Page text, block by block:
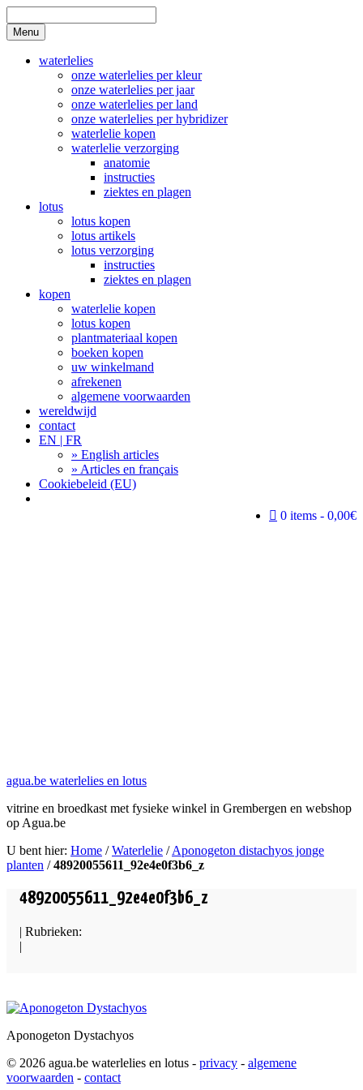
to
content
Search
Menu
waterlelies
onze waterlelies per kleur
onze waterlelies per jaar
onze waterlelies per land
onze waterlelies per hybridizer
waterlelie kopen
waterlelie verzorging
anatomie
instructies
ziektes en plagen
lotus
lotus kopen
lotus artikels
lotus verzorging
instructies
ziektes en plagen
kopen
waterlelie kopen
lotus kopen
plantmateriaal kopen
boeken kopen
uw winkelmand
afrekenen
algemene voorwaarden
wereldwijd
contact
EN | FR
» English articles
» Articles en français
Cookiebeleid (EU)
0 items
0,00€
agua.be waterlelies en lotus
vitrine en broedkast met fysieke winkel in Grembergen en webshop
op Agua.be
U bent hier: Home /Waterlelie /Aponogeton distachyos jonge
planten /48920055611_92e4e0f3b6_z
48920055611_92e4e0f3b6_z
| Rubrieken:
|
Aponogeton Dystachyos
© 2026 agua.be waterlelies en lotus - privacy - algemene
voorwaarden - contact